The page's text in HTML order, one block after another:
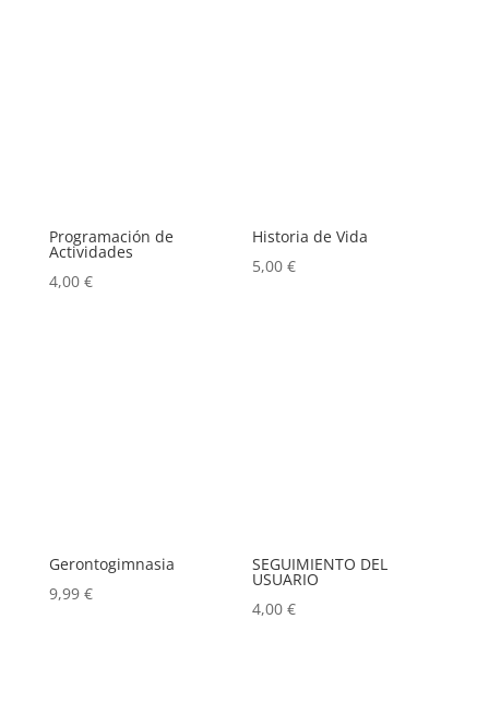
Programación de
Actividades
4,00 €
Historia de Vida
5,00€
Gerontogimnasia
9,99 €
SEGUIMIENTO DEL
USUARIO
4,00€